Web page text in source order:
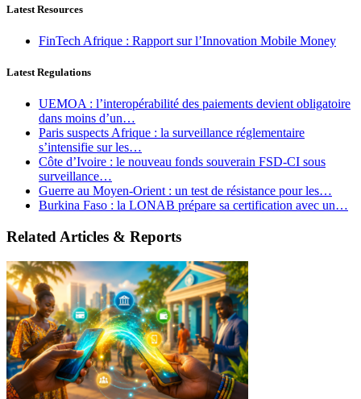
Latest Resources
FinTech Afrique : Rapport sur l’Innovation Mobile Money
Latest Regulations
UEMOA : l’interopérabilité des paiements devient obligatoire
dans moins d’un…
Paris suspects Afrique : la surveillance réglementaire
s’intensifie sur les…
Côte d’Ivoire : le nouveau fonds souverain FSD-CI sous
surveillance…
Guerre au Moyen-Orient : un test de résistance pour les…
Burkina Faso : la LONAB prépare sa certification avec un…
Related Articles & Reports